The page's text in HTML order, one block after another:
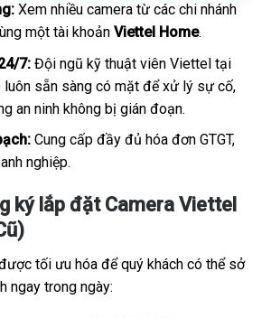
Xem nhiều camera từ các chi nhánh
một tài khoản Viettel Home.
7:Đội ngũ kỹ thuật viên Viettel tại
luôn sẵn sàng có mặt để xử lý sự cố,
an ninh không bị gián đoạn.
Cung cấp đầy đủ hóa đơn GTGT,
nghiệp.
ký lắp đặt Camera Viettel
tối ưu hóa để quý khách có thể sở
ngay trong ngày: